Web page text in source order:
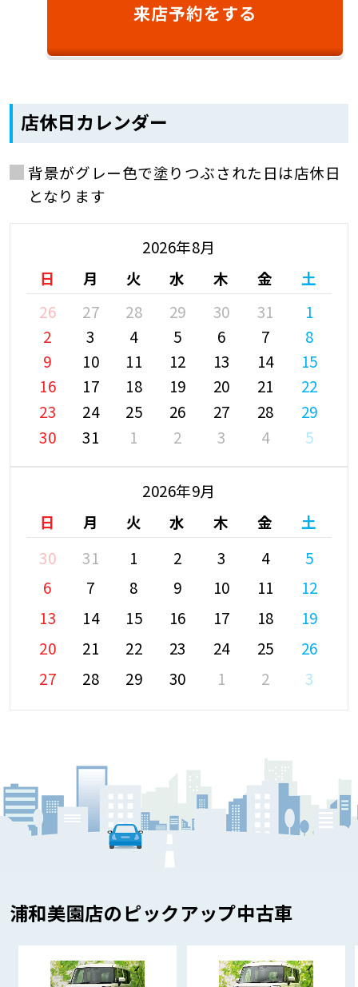
来店予約をする
店休日カレンダー
背景がグレー色で塗りつぶされた日は店休日
となります
2026年8月
日
月 火 水 木 金
土
26
27 28 29 30 31
1
2
3 4 5 6 7
8
9
10 11 12 13 14
15
16
17 18 19 20 21
22
23
24 25 26 27 28
29
30
31 1 2 3 4 5
2026年9月
日
月 火 水 木 金
土
30
31 1 2 3 4
5
6
7 8 9 10 11
12
13
14 15 16 17 18
19
20
21 22 23 24 25
26
27
28 29 30 1 2 3
浦和美園店のピックアップ中古車